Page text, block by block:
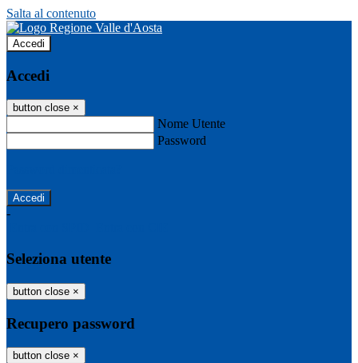
Salta al contenuto
Accedi
Accedi
button close ×
Nome Utente
Password
-
Seleziona utente
button close ×
Recupero password
button close ×